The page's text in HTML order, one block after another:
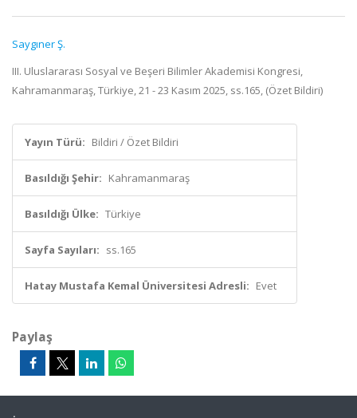
Saygıner Ş.
III. Uluslararası Sosyal ve Beşeri Bilimler Akademisi Kongresi,
Kahramanmaraş, Türkiye, 21 - 23 Kasım 2025, ss.165, (Özet Bildiri)
Yayın Türü: Bildiri / Özet Bildiri
Basıldığı Şehir: Kahramanmaraş
Basıldığı Ülke: Türkiye
Sayfa Sayıları: ss.165
Hatay Mustafa Kemal Üniversitesi Adresli: Evet
Paylaş